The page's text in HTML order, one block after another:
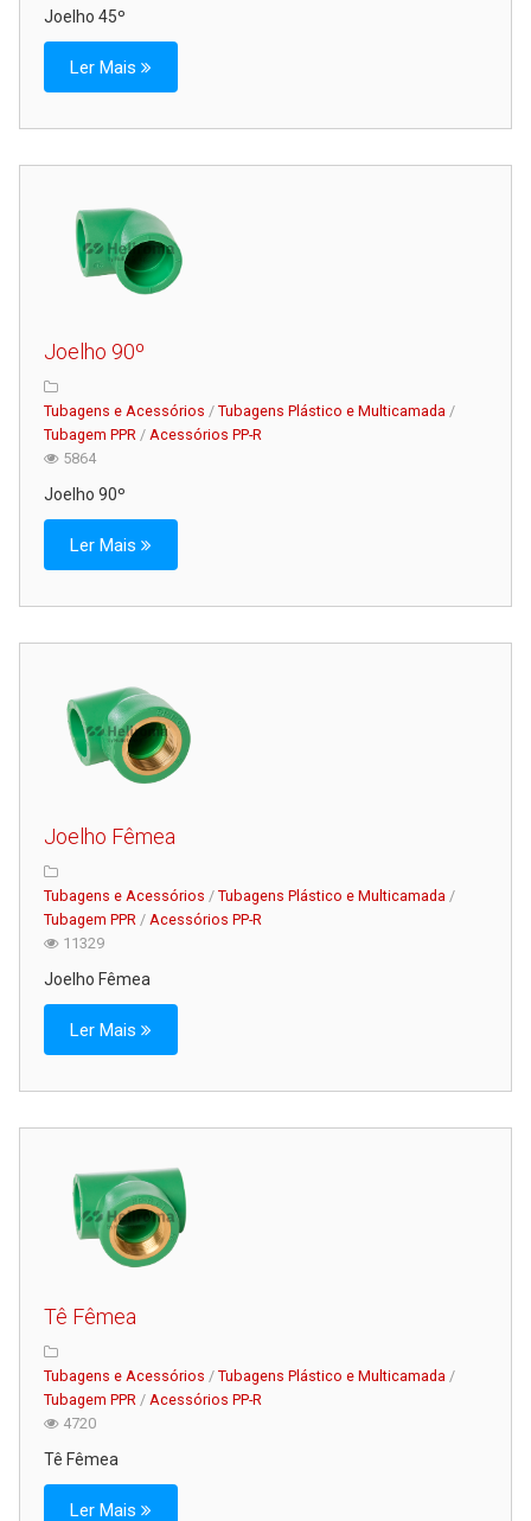
Joelho 45º
Ler Mais
Joelho 90º
Tubagens e Acessórios / Tubagens Plástico e Multicamada/
Tubagem PPR/ Acessórios PP-R
5864
Joelho 90º
Ler Mais
Joelho Fêmea
Tubagens e Acessórios / Tubagens Plástico e Multicamada/
Tubagem PPR/ Acessórios PP-R
11329
Joelho Fêmea
Ler Mais
Tê Fêmea
Tubagens e Acessórios / Tubagens Plástico e Multicamada/
Tubagem PPR/ Acessórios PP-R
4720
Tê Fêmea
Ler Mais